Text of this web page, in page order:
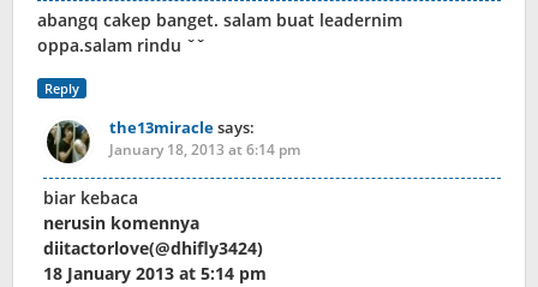
abangq cakep banget. salam buat leadernim
oppa.salam rindu ˇˇ
Reply
the13miraclesays:
January 18, 2013 at 6:14 pm
biar kebaca
nerusin komennya
diitactorlove(@dhifly3424)
18 January 2013 at 5:14 pm